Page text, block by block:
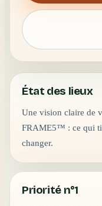
État des lieux
Une vision claire de
FRAME5™ : ce qui
changer.
Priorité n°1